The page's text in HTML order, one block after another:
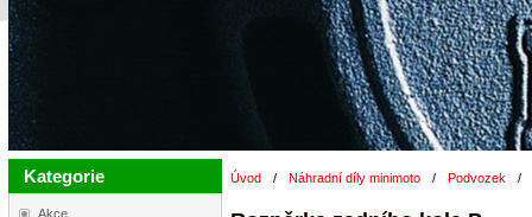
Kategorie
Akce
Úvod / Náhradní díly minimoto / Podvozek /